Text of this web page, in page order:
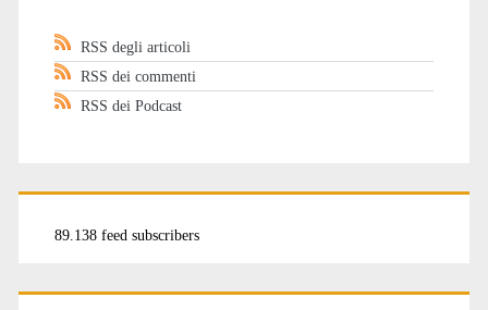
RSS degli articoli
RSS dei commenti
RSS dei Podcast
89.138 feed subscribers